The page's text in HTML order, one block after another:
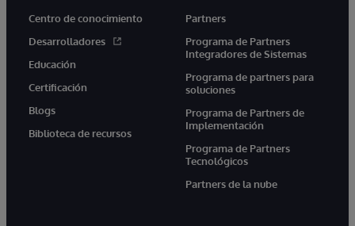
Centro de conocimiento
Desarrolladores
Educación
Certificación
Blogs
Biblioteca de recursos
Partners
Programa de Partners
Integradores de Sistemas
Programa de partners para
soluciones
Programa de Partners de
Implementación
Programa de Partners
Tecnológicos
Partners de la nube